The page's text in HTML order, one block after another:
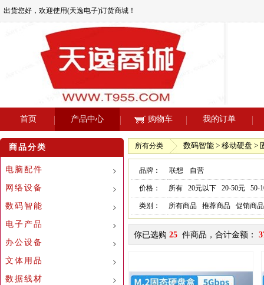
出货您好，欢迎使用(天逸电子)订货商城！
首页 产品中心 购物车 我的订单
商品分类
电脑配件
网络设备
数码智能
电子产品
办公设备
文体用品
数据线材
所有分类 数码智能 > 移动硬盘 >
品牌： 联想 自营
价格： 所有 20元以下 20-50元 50-
类别： 所有商品 推荐商品 促销商品
你已选购 25 件商品，合计金额：